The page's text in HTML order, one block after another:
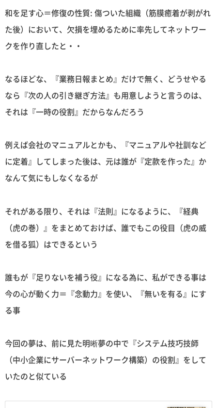
和を足す心＝修復の性質: 傷ついた組織（筋膜癒着が剥がれ
た後）において、欠損を埋めるために率先してネットワー
クを作り直したと・・
なるほどな、『業務日報まとめ』だけで無く、どうせやる
なら『次の人の引き継ぎ方法』も用意しようと言うのは、
それは『一時の役割』だからなんだろう
例えば会社のマニュアルとかも、『マニュアルや社訓など
に定着』してしまった後は、元は誰が『定款を作った』か
なんて気にもしなくなるが
それがある限り、それは『法則』になるように、『経典
（虎の巻）』をまとめておけば、誰でもこの役目（虎の威
を借る狐）はできるという
誰もが『足りないを補う役』になる為に、私ができる事は
今の心が動く力＝『念動力』を使い、『無いを有る』にす
る事
今回の夢は、前に見た明晰夢の中で『システム技巧技師
（中小企業にサーバーネットワーク構築）の役割』をして
いたのと似ている